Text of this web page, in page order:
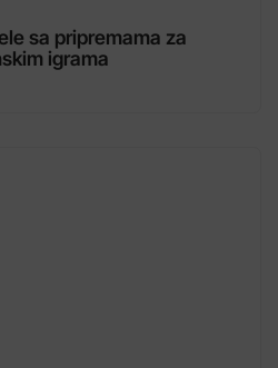
sa pripremama za
igrama